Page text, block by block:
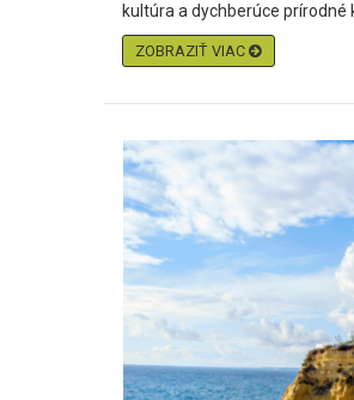
kultúra a dychberúce prírodné
ZOBRAZIŤ VIAC